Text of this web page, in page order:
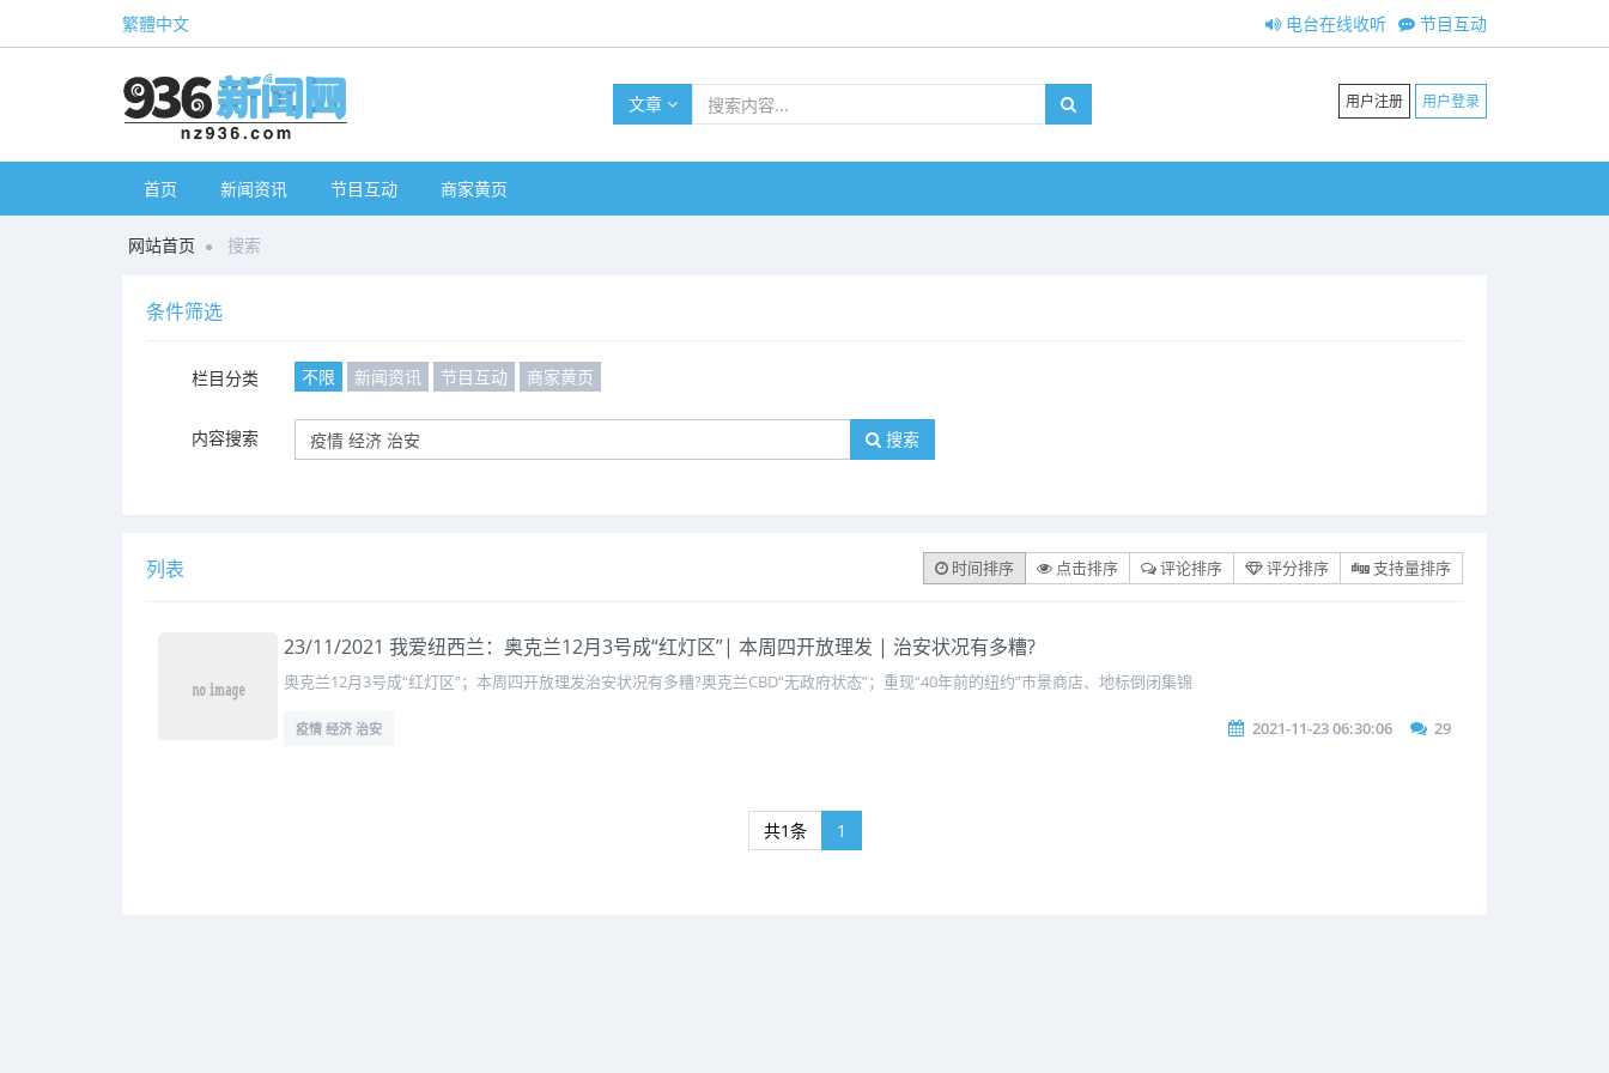
繁體中文 节目互动
电台在线收听
文章 用户注册 用户登录
首页 新闻资讯 节目互动 商家黄页
网站首页 搜索
条件筛选
栏目分类 不限 新闻资讯 节目互动 商家黄页
内容搜索 搜索
列表 时间排序 点击排序 评论排序 评分排序 支持量排序
23/11/2021 我爱纽西兰：奥克兰12月3号成“红灯区”| 本周四开放理发 | 治安状况有多糟?
奥克兰12月3号成“红灯区”；本周四开放理发治安状况有多糟?奥克兰CBD“无政府状态”；重现“40年前的纽约”市景商店、地标倒闭集锦
疫情 经济 治安 2021-11-23 06:30:06 29
共1条 1